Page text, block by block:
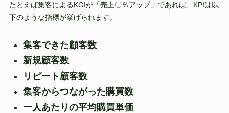
たとえば集客によるKGIが「売上〇％アップ」であれば、KPIは以
下のような指標が挙げられます。
集客できた顧客数
新規顧客数
リピート顧客数
集客からつながった購買数
一人あたりの平均購買単価